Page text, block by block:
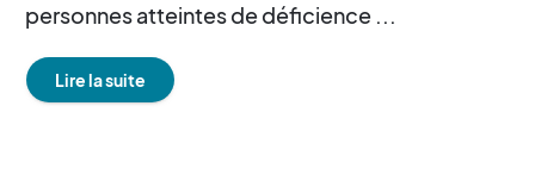
personnes atteintes de déficience ...
Lire la suite